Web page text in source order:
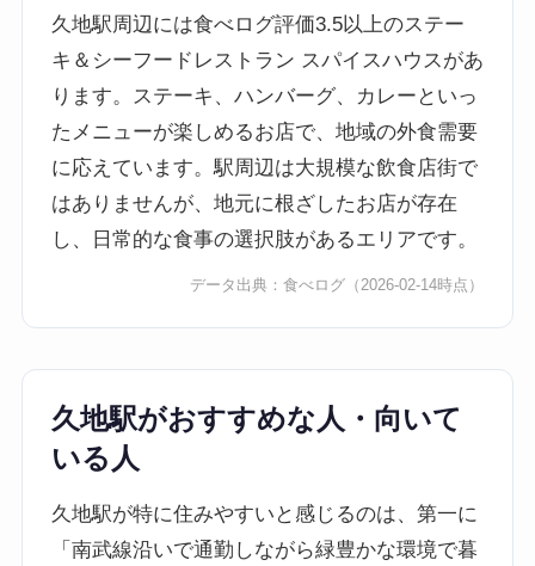
久地駅周辺には食べログ評価3.5以上のステー
キ＆シーフードレストラン スパイスハウスがあ
ります。ステーキ、ハンバーグ、カレーといっ
たメニューが楽しめるお店で、地域の外食需要
に応えています。駅周辺は大規模な飲食店街で
はありませんが、地元に根ざしたお店が存在
し、日常的な食事の選択肢があるエリアです。
データ出典：食べログ （2026-02-14時点）
久地駅がおすすめな人・向いて
いる人
久地駅が特に住みやすいと感じるのは、第一に
「南武線沿いで通勤しながら緑豊かな環境で暮